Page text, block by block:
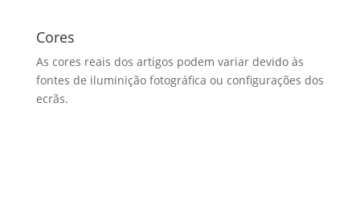
Cores
As cores reais dos artigos podem variar devido às
fontes de iluminição fotográfica ou configurações dos
ecrãs.